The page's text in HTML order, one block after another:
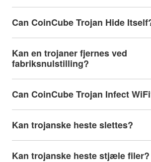
Can CoinCube Trojan Hide Itself
Kan en trojaner fjernes ved
fabriksnulstilling?
Can CoinCube Trojan Infect WiFi
Kan trojanske heste slettes?
Kan trojanske heste stjæle filer?